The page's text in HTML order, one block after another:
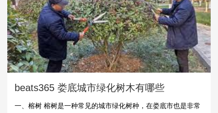
beats365 娄底城市绿化树木有哪些
一、榕树 榕树是一种常见的城市绿化树种，在娄底市也是非常